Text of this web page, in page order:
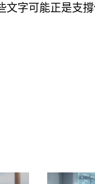
字可能正是支撐